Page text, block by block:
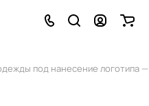
под нанесение логотипа